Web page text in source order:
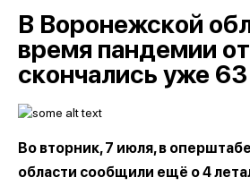
В Воронежской
время пандемии
скончались уже
Во вторник, 7 июля, в
области сообщили ещё о 4